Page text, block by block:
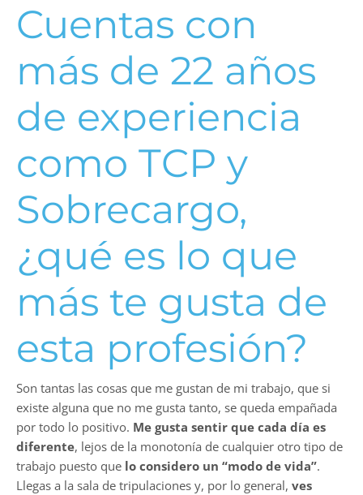
Cuentas con
más de 22 años
de experiencia
como TCP y
Sobrecargo,
¿qué es lo que
más te gusta de
esta profesión?
Son tantas las cosas que me gustan de mi trabajo, que si
existe alguna que no me gusta tanto, se queda empañada
por todo lo positivo. Me gusta sentir que cada día es
diferente, lejos de la monotonía de cualquier otro tipo de
trabajo puesto que lo considero un “modo de vida”.
Llegas a la sala de tripulaciones y, por lo general, ves